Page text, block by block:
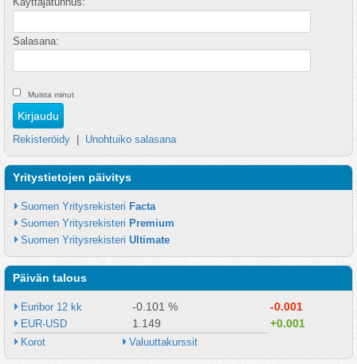
Salasana:
Muista minut
Rekisteröidy Unohtuiko salasana
Yritystietojen päivitys
Suomen Yritysrekisteri Facta
Suomen Yritysrekisteri Premium
Suomen Yritysrekisteri Ultimate
Päivän talous
Euribor 12 kk -0.101 % -0.001
EUR-USD 1.149 +0.001
Korot Valuuttakurssit